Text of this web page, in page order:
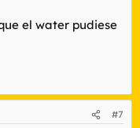
el water pudiese
#7